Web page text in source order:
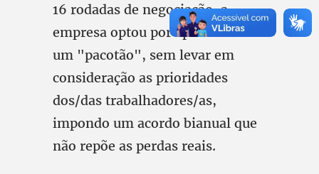
16 rodadas de negociação, a
empresa optou por apresentar
um "pacotão", sem levar em
consideração as prioridades
dos/das trabalhadores/as,
impondo um acordo bianual que
não repõe as perdas reais.